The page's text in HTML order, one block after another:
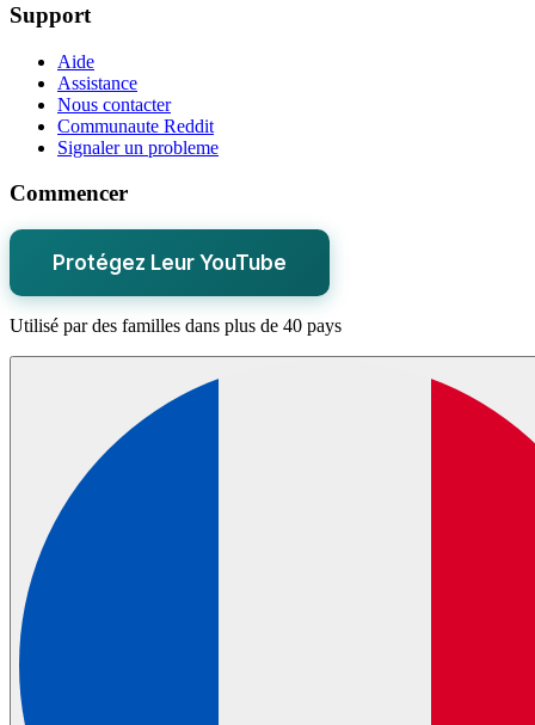
Support
Aide
Assistance
Nous contacter
Communaute Reddit
Signaler un probleme
Commencer
Protégez Leur YouTube
Utilisé par des familles dans plus de 40 pays